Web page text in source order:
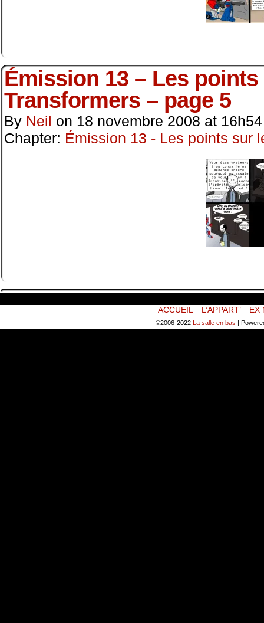
Émission 13 – Les
Transformers – page 5
By Neil on 18 novembre 2008 at 16h54
Chapter: Émission 13 - Les points sur
ACCUEIL L’APPART’ EX
©2006-2022 La salle en bas |